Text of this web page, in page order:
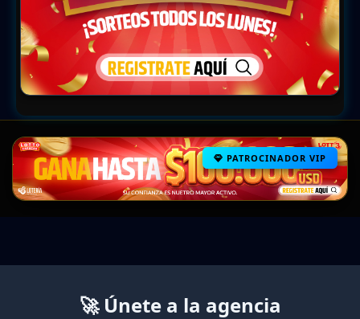
PATROCINADOR VIP
🚀 Únete a la agencia